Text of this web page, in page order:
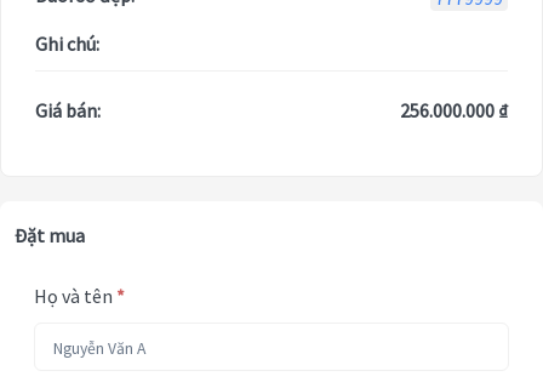
Ghi chú:
Giá bán: 256.000.000 ₫
Đặt mua
Họ và tên *